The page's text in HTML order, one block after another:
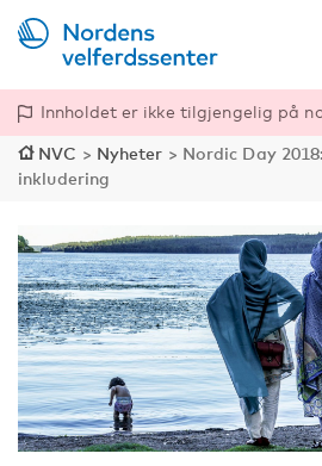
Innholdet er ikke tilgjengelig på
NVC > Nyheter > Nordic Day
inkludering